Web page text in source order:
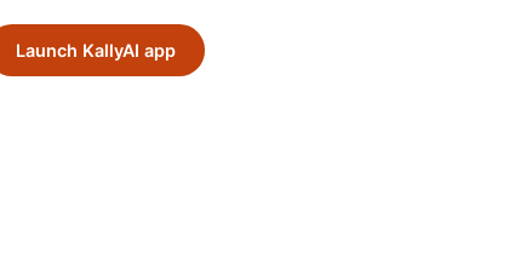
Launch KallyAI app